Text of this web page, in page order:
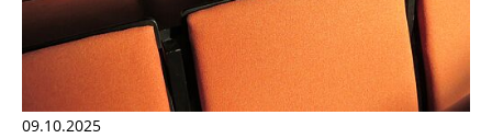
09.10.2025